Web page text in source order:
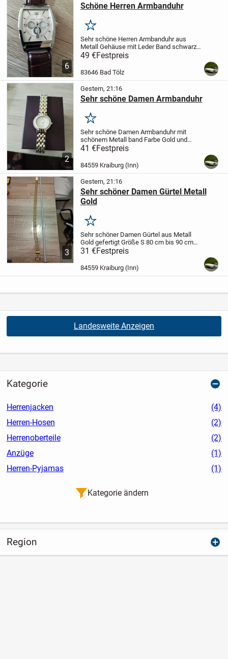
6
Schöne Herren Armbanduhr
Merken
Sehr schöne Herren Armbanduhr aus
Metall Gehäuse mit Leder Band schwarz
Länge ca 29 cm zu verkaufen Daniel
Hechter Versand bezahle ich
keine Haftung und auch keine
Rücknahme und keine...
49 €Festpreis
83646 Bad Tölz
2
Gestern, 21:16
Sehr schöne Damen Armbanduhr
Merken
Sehr schöne Damen Armbanduhr mit
schönem Metall band Farbe Gold und
Silber schönes Ziffern Blatt zu verkaufen
Versand bezahle ich
Haftung und auch keine Rücknahme und
keine Garantie
41 €Festpreis
84559 Kraiburg (Inn)
3
Gestern, 21:16
Sehr schöner Damen Gürtel Metall
Gold
Merken
Sehr schöner Damen Gürtel aus Metall
Gold gefertigt Größe S 80 cm bis 90 cm
Länge und 3 cm Breite sehr gut
verarbeitet zu verkaufen Versand bezahle
ichÜbernehme keine Haftung und auch
31 €Festpreis
84559 Kraiburg (Inn)
Landesweite Anzeigen
Kategorie
Herrenjacken
(4)
Herren-Hosen
(2)
Herrenoberteile
(2)
Anzüge
(1)
Herren-Pyjamas
(1)
Kategorie ändern
Region